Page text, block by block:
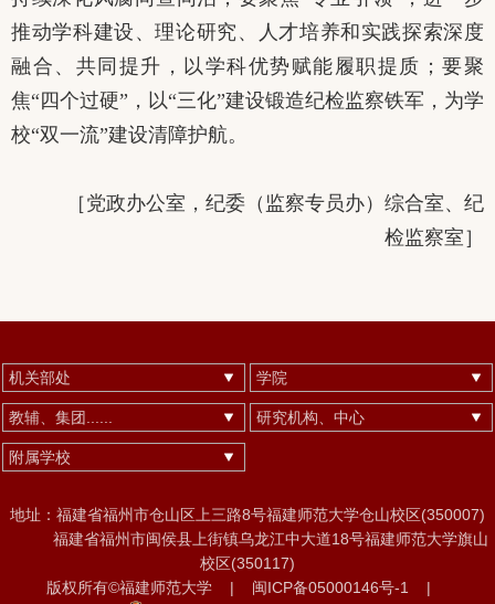
推动学科建设、理论研究、人才培养和实践探索深度
融合、共同提升，以学科优势赋能履职提质；要聚
焦“四个过硬”，以“三化”建设锻造纪检监察铁军，为学
校“双一流”建设清障护航。
［党政办公室， 纪委（监察专员办） 综合室、纪
检监察室］
机关部处 学院
教辅、集团...... 研究机构、中心
附属学校
地址：福建省福州市仓山区上三路8号福建师范大学仓山校区(350007)
福建省福州市闽侯县上街镇乌龙江中大道18号福建师范大学旗山
校区(350117)
版权所有©福建师范大学 | 闽ICP备05000146号-1
|